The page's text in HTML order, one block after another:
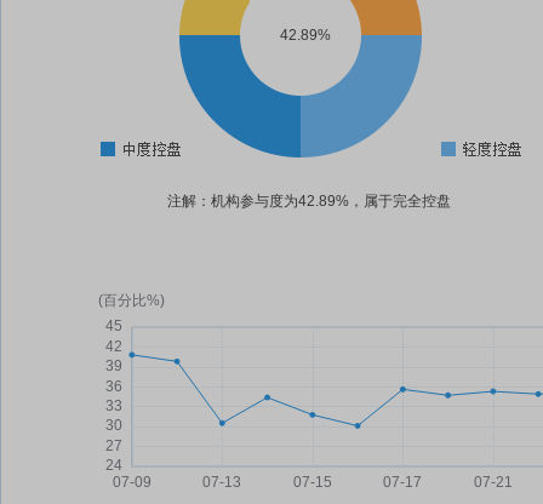
42.89%
注解：机构参与度为42.89%，属于完全控盘